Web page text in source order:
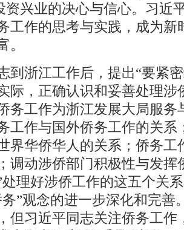
资兴业的决心与信心。习近
工作的思考与实践，成为新
。
浙江工作后，提出“要紧密
际，正确认识和妥善处理涉
务工作为浙江发展大局服务
工作与国外侨务工作的关系
界华侨华人的关系；侨务工
调动涉侨部门积极性与发挥
理好涉侨工作的这五个关
”观念的进一步深化和完善
但习近平同志关注侨务工作